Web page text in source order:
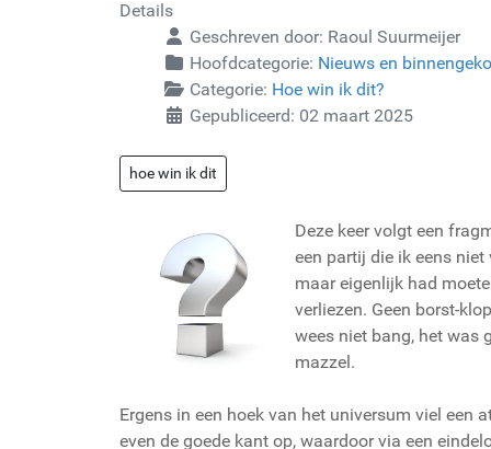
Details
Geschreven door: Raoul Suurmeijer
Hoofdcategorie: Nieuws en
Categorie: Hoe win ik dit?
Gepubliceerd: 02 maart 2025
hoe win ik dit
Deze keer volgt een
een partij die ik eens niet
maar eigenlijk had
verliezen. Geen borst-
wees niet bang, het was
mazzel.
Ergens in een hoek van het universum viel een
even de goede kant op, waardoor via een